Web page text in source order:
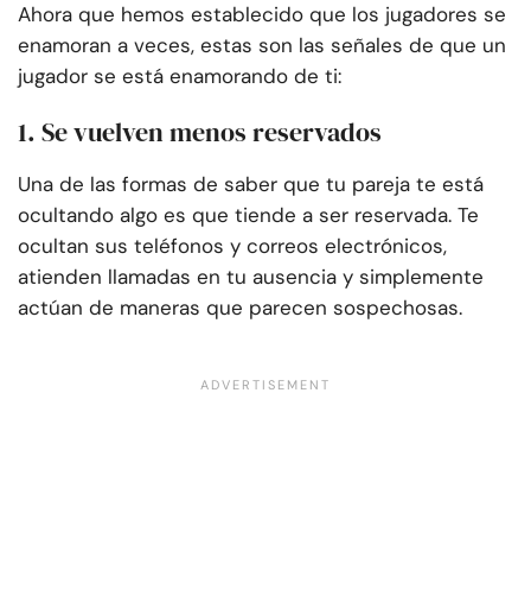
Ahora que hemos establecido que los jugadores se
enamoran a veces, estas son las señales de que un
jugador se está enamorando de ti:
1. Se vuelven menos reservados
Una de las formas de saber que tu pareja te está
ocultando algo es que tiende a ser reservada. Te
ocultan sus teléfonos y correos electrónicos,
atienden llamadas en tu ausencia y simplemente
actúan de maneras que parecen sospechosas.